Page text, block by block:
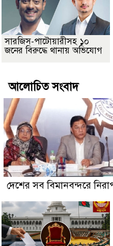
সারজিস-পাটোয়ারীসহ ১০
জনের বিরুদ্ধে থানায় অভিযোগ
আলোচিত সংবাদ
দেশের সব বিমানবন্দরে